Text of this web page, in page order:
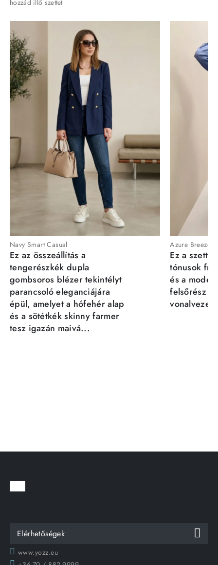
hozzád illő szettet
Navy Smart Casual
Ez az összeállítás a
tengerészkék dupla
gombsoros blézer tekintélyt
parancsoló eleganciájára
épül, amelyet a hófehér alap
és a sötétkék skinny farmer
tesz igazán maivá...
Azure Breeze
Ez a szett
tónusok
és a
felsőrész
Elérhetőségek
www.yozz.eu